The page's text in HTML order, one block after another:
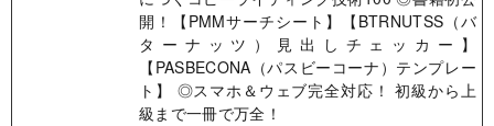
開！【PMMサーチシート】【BTRNUTSS（バ
ターナッツ）見出しチェッカー】
【PASBECONA（パスビーコーナ）テンプレー
ト】 ◎スマホ＆ウェブ完全対応！ 初級から上
級まで一冊で万全！